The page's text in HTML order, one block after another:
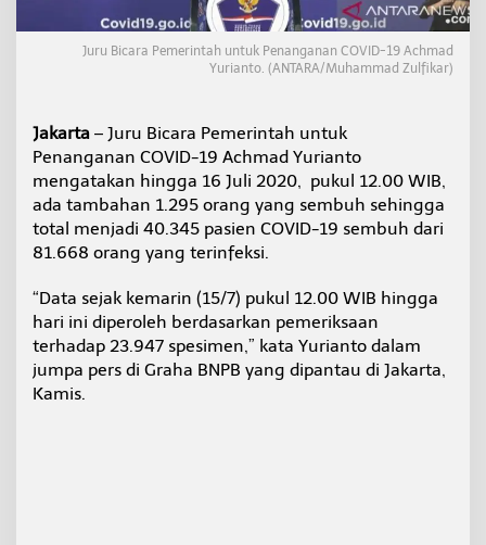
8
1
.
6
P
s
i
t
i
f
C
V
I
D
-
1
Juru Bicara Pemerintah untuk Penanganan COVID-19 Achmad
Yurianto. (ANTARA/Muhammad Zulfikar)
Jakarta – Juru Bicara Pemerintah untuk
Penanganan COVID-19 Achmad Yurianto
mengatakan hingga 16 Juli 2020, pukul 12.00 WIB,
ada tambahan 1.295 orang yang sembuh sehingga
total menjadi 40.345 pasien COVID-19 sembuh dari
81.668 orang yang terinfeksi.
“Data sejak kemarin (15/7) pukul 12.00 WIB hingga
hari ini diperoleh berdasarkan pemeriksaan
terhadap 23.947 spesimen,” kata Yurianto dalam
jumpa pers di Graha BNPB yang dipantau di Jakarta,
Kamis.